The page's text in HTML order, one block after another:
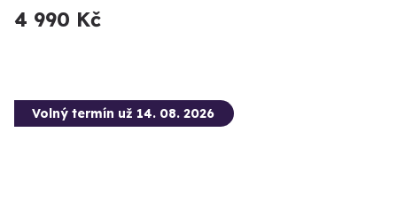
4 990 Kč
Volný termín už 14. 08. 2026